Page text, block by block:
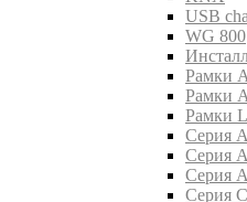
USB
WG 800
Рамки
Рамки
Рамки
Серия A
Серия
Серия
Серия